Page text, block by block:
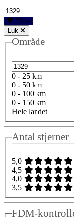
Filtre
Luk
Område
0 - 25 km
0 - 50 km
0 - 100 km
0 - 150 km
Hele landet
Antal stjerner
5,0
4,5
4,0
3,5
FDM-